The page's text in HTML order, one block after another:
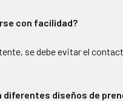
con facilidad?
se debe evitar el
diferentes diseños de